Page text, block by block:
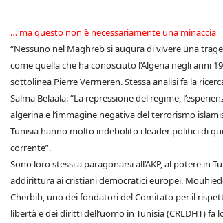
… ma questo non è necessariamente una minaccia
“Nessuno nel Maghreb si augura di vivere una
come quella che ha conosciuto l’Algeria negli anni
sottolinea Pierre Vermeren. Stessa analisi fa la
Salma Belaala: “La repressione del regime,
algerina e l’immagine negativa del terrorismo
Tunisia hanno molto indebolito i leader politici di
corrente”.
Sono loro stessi a paragonarsi all’AKP, al potere in
addirittura ai cristiani democratici europei.
Cherbib, uno dei fondatori del Comitato per il
libertà e dei diritti dell’uomo in Tunisia (CRLDHT) fa